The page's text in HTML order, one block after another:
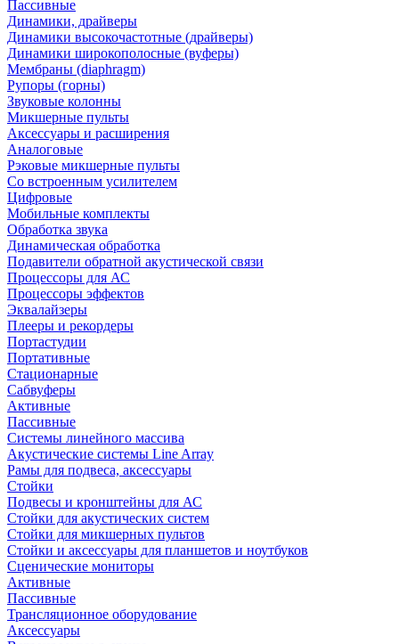
Пассивные
Динамики, драйверы
Динамики высокочастотные (драйверы)
Динамики широкополосные (вуферы)
Мембраны (diaphragm)
Рупоры (горны)
Звуковые колонны
Микшерные пульты
Аксессуары и расширения
Аналоговые
Рэковые микшерные пульты
Со встроенным усилителем
Цифровые
Мобильные комплекты
Обработка звука
Динамическая обработка
Подавители обратной акустической связи
Процессоры для АС
Процессоры эффектов
Эквалайзеры
Плееры и рекордеры
Портастудии
Портативные
Стационарные
Сабвуферы
Активные
Пассивные
Системы линейного массива
Акустические системы Line Array
Рамы для подвеса, аксессуары
Стойки
Подвесы и кронштейны для АС
Стойки для акустических систем
Стойки для микшерных пультов
Стойки и аксессуары для планшетов и ноутбуков
Сценические мониторы
Активные
Пассивные
Трансляционное оборудование
Аксессуары